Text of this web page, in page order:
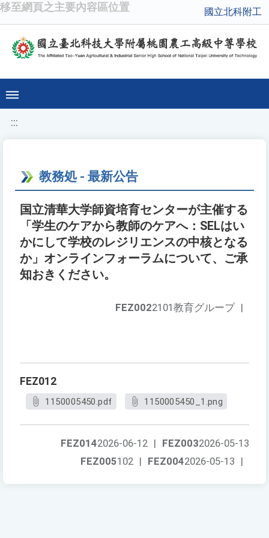
移至網頁之主要內容區位置 國立北科附工
:::
教務処 - 最新公告
国立清華大学師資培育センターが主催する
「学生のケアから教師のケアへ：SELはい
かにして学校のレジリエンスの中核となる
か」オンラインフォーラムについて、ご承
知おきください。
FEZ0022101教育グループ |
FEZ012
1150005450.pdf 1150005450_1.png
FEZ0032026-05-13
FEZ0142026-06-12 |
FEZ0042026-05-13 |
FEZ005102 |